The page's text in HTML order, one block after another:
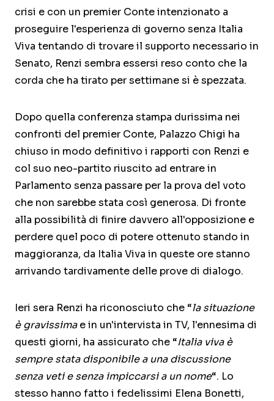
crisi e con un premier Conte intenzionato a
proseguire l'esperienza di governo senza Italia
Viva tentando di trovare il supporto necessario in
Senato, Renzi sembra essersi reso conto che la
corda che ha tirato per settimane si è spezzata.
Dopo quella conferenza stampa durissima nei
confronti del premier Conte, Palazzo Chigi ha
chiuso in modo definitivo i rapporti con Renzi e
col suo neo-partito riuscito ad entrare in
Parlamento senza passare per la prova del voto
che non sarebbe stata così generosa. Di fronte
alla possibilità di finire davvero all'opposizione e
perdere quel poco di potere ottenuto stando in
maggioranza, da Italia Viva in queste ore stanno
arrivando tardivamente delle prove di dialogo.
Ieri sera Renzi ha riconosciuto che “la situazione
è gravissimae in un'intervista in TV, l'ennesima di
questi giorni, ha assicurato che “Italia viva è
sempre stata disponibile a una discussione
senza veti e senza impiccarsi a un nome“. Lo
stesso hanno fatto i fedelissimi Elena Bonetti,